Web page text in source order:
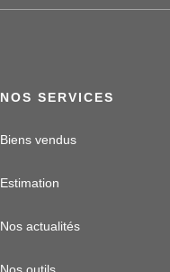
NOS SERVICES
Biens vendus
Estimation
Nos actualités